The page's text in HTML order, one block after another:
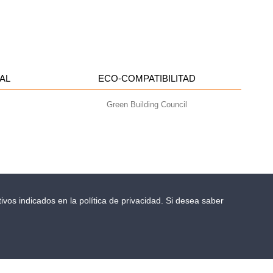
EL NUEVO MANUAL TÉCNICO WALL-Y
ECO-COMPATIBILITAD
Green Building Council
i.v. |
indicados en la política de privacidad. Si desea saber